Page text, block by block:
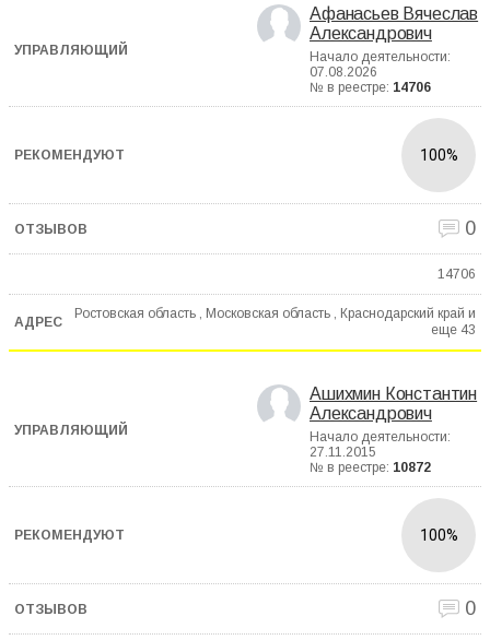
Афанасьев Вячеслав
Александрович
Начало деятельности:
07.08.2026
№ в реестре: 14706
100%
0
14706
Ростовская область , Московская область , Краснодарский край и
еще 43
Ашихмин Константин
Александрович
Начало деятельности:
27.11.2015
№ в реестре: 10872
100%
0